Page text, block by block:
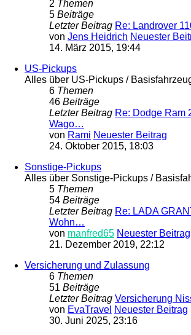
2 Themen
5 Beiträge
Letzter Beitrag Re: Landrover
von Jens Heidrich Neuester
14. März 2015, 19:44
US-Pickups
Alles über US-Pickups /
6 Themen
46 Beiträge
Letzter Beitrag Re: Dodge Ram
Wago…
von Rami Neuester Beitrag
24. Oktober 2015, 18:03
Sonstige-Pickups
Alles über Sonstige-Pickups /
5 Themen
54 Beiträge
Letzter Beitrag Re: LADA
Wohn…
von manfred65 Neuester Beitrag
21. Dezember 2019, 22:12
Versicherung und Zulassung
6 Themen
51 Beiträge
Letzter Beitrag Versicherung
von EvaTravel Neuester Beitrag
30. Juni 2025, 23:16